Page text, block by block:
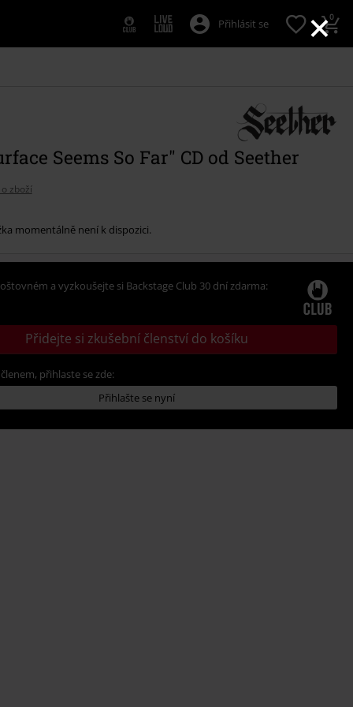
×
Přihlásit se 0
Seems So Far" CD od Seether
zboží
momentálně není k dispozici.
a vyzkoušejte si Backstage Club 30 dní zdarma:
Přidejte si zkušební členství do košíku
přihlaste se zde:
Přihlašte se nyní